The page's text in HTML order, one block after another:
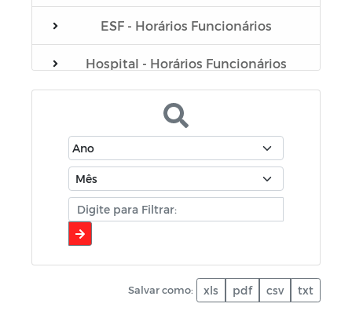
ESF - Horários Funcionários
Hospital - Horários Funcionários
Plano Municipal de Educação - PME
Portarias do Gabinete
Sistema de Gerenciamento de Frotas
Contratação (covid-19)
Coronavírus
Salvar como: xls pdf csv txt